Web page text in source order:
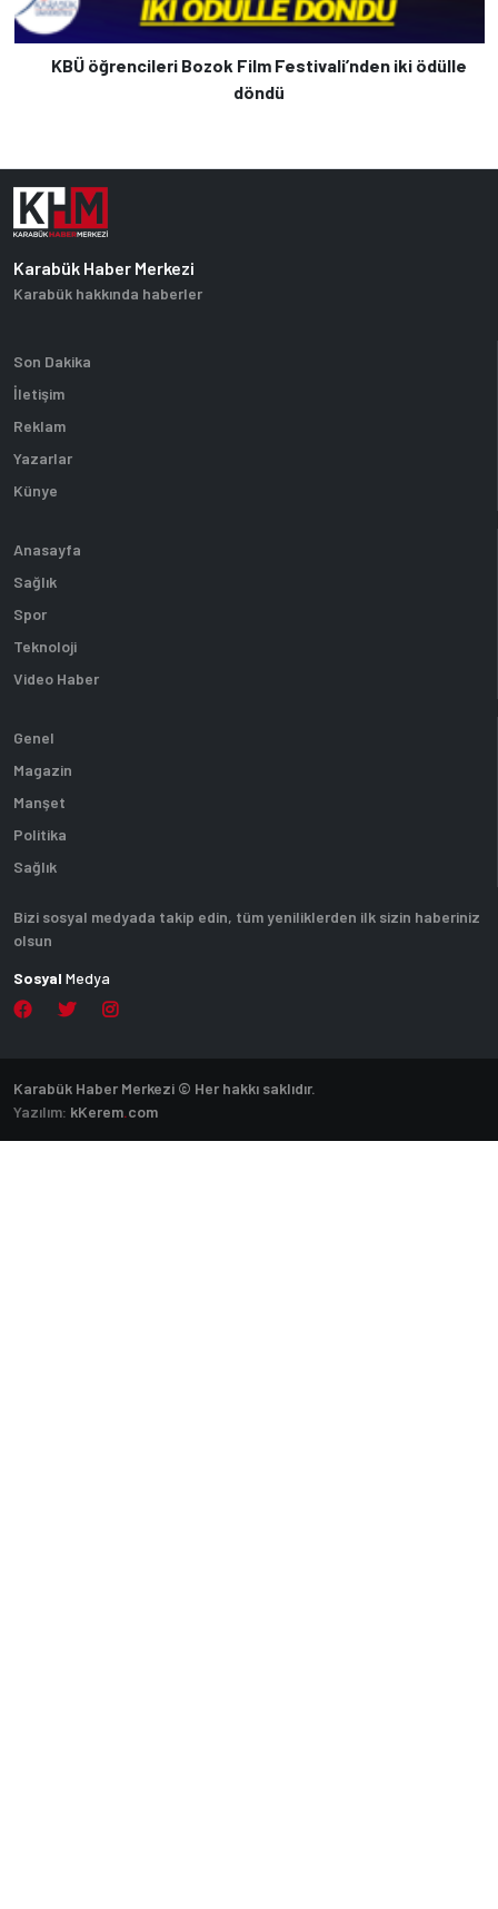
KBÜ öğrencileri Bozok Film Festivali’nden iki ödülle
döndü
Karabük Haber Merkezi
Karabük hakkında haberler
Son Dakika
İletişim
Reklam
Yazarlar
Künye
Anasayfa
Sağlık
Spor
Teknoloji
Video Haber
Genel
Magazin
Manşet
Politika
Sağlık
Bizi sosyal medyada takip edin, tüm yeniliklerden ilk sizin haberiniz
olsun
Sosyal Medya
Karabük Haber Merkezi © Her hakkı saklıdır.
Yazılım: kKerem.com